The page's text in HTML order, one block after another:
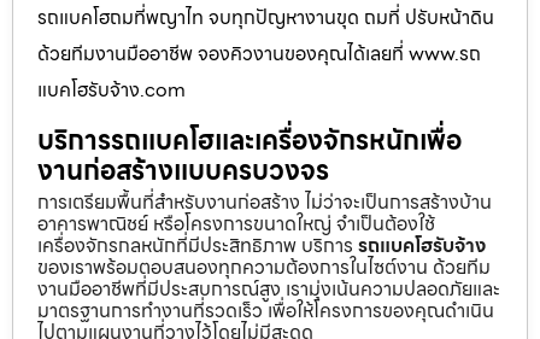
รถแบคโฮถมที่พญาไท จบทุกปัญหางานขุด ถมที่ ปรับหน้าดิน
ด้วยทีมงานมืออาชีพ จองคิวงานของคุณได้เลยที่ www.รถ
แบคโฮรับจ้าง.com
บริการรถแบคโฮและเครื่องจักรหนักเพื่อ
งานก่อสร้างแบบครบวงจร
การเตรียมพื้นที่สำหรับงานก่อสร้าง ไม่ว่าจะเป็นการสร้างบ้าน
อาคารพาณิชย์ หรือโครงการขนาดใหญ่ จำเป็นต้องใช้
เครื่องจักรกลหนักที่มีประสิทธิภาพ บริการ รถแบคโฮรับจ้าง
ของเราพร้อมตอบสนองทุกความต้องการในไซต์งาน ด้วยทีม
งานมืออาชีพที่มีประสบการณ์สูง เรามุ่งเน้นความปลอดภัยและ
มาตรฐานการทำงานที่รวดเร็ว เพื่อให้โครงการของคุณดำเนิน
ไปตามแผนงานที่วางไว้โดยไม่มีสะดุด